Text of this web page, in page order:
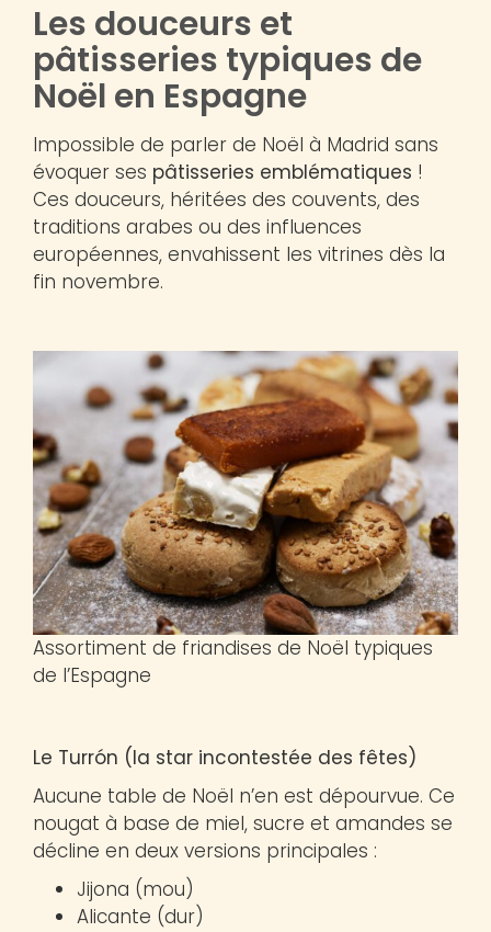
Les douceurs et
pâtisseries typiques de
Noël en Espagne
Impossible de parler de Noël à Madrid sans
évoquer ses pâtisseries emblématiques !
Ces douceurs, héritées des couvents, des
traditions arabes ou des influences
européennes, envahissent les vitrines dès la
fin novembre.
Assortiment de friandises de Noël typiques
de l’Espagne
Le Turrón (la star incontestée des fêtes)
Aucune table de Noël n’en est dépourvue. Ce
nougat à base de miel, sucre et amandes se
décline en deux versions principales :
Jijona (mou)
Alicante (dur)